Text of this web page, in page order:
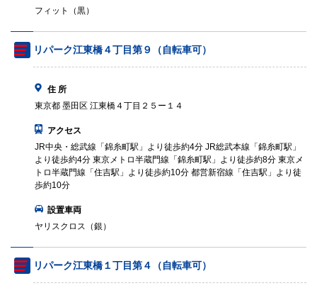
フィット（黒）
リパーク江東橋４丁目第９（自転車可）
住 所
東京都 墨田区 江東橋４丁目２５ー１４
アクセス
JR中央・総武線「錦糸町駅」より徒歩約4分 JR総武本線「錦糸町駅」
より徒歩約4分 東京メトロ半蔵門線「錦糸町駅」より徒歩約8分 東京メ
トロ半蔵門線「住吉駅」より徒歩約10分 都営新宿線「住吉駅」より徒
歩約10分
設置車両
ヤリスクロス（銀）
リパーク江東橋１丁目第４（自転車可）